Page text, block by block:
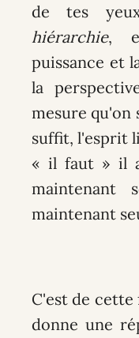
de tes
hiérarchie,
puissance et
la
mesure qu'on
suffit, l'esprit
« il faut » il
maintenant
maintenant
C'est de
donne une